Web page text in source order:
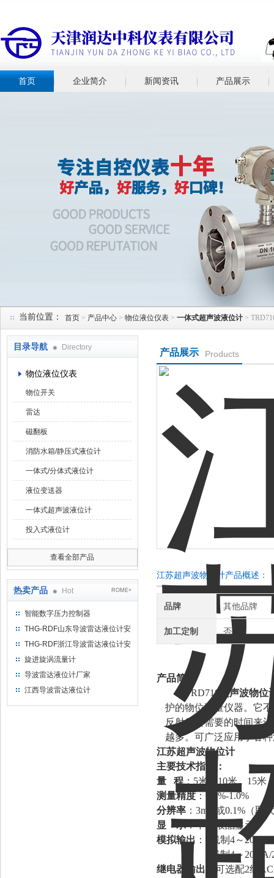
首页 企业简介 新闻资讯 产品展示
当前位置： 首页 > 产品中心 > 物位液位仪表 > 一体式超声波液位计 >
目录导航 Directory
物位液位仪表
物位开关
雷达
磁翻板
消防水箱/静压式液位计
一体式/分体式液位计
液位变送器
一体式超声波液位计
投入式液位计
查看全部产品
热卖产品 Hot ROME+
智能数字压力控制器
THG-RDF山东导波雷达液位计安
装方法
THG-RDF浙江导波雷达液位计安
装方法
旋进旋涡流量计
导波雷达液位计厂家
江西导波雷达液位计
产品展示 Products
江苏超声波物位计产品概述：
品牌 其他品牌
加工定制 否
产品简介
TRD710
超声波物位
护的物位测量仪器。它
反射后所需要的时间来
越多。可广泛应用于各
江苏超声波物位计
主要技术指标：
量
程： 5米、10米、15米
测量精度：0.5%-1.0%
分辨率 ： 3mm或0.1%（取
显
示：中文液晶显示
模拟输出 ：
4线制4～
2线制4～
继电器输出 ：可选配2组